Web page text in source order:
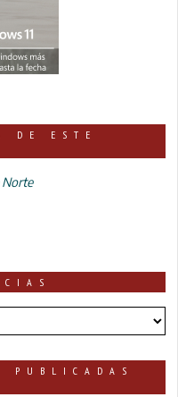
DE ESTE
Norte
PUBLICADAS